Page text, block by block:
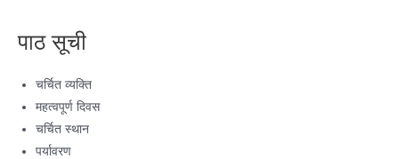
पाठ सूची
चर्चित व्यक्ति
महत्वपूर्ण दिवस
चर्चित स्थान
पर्यावरण